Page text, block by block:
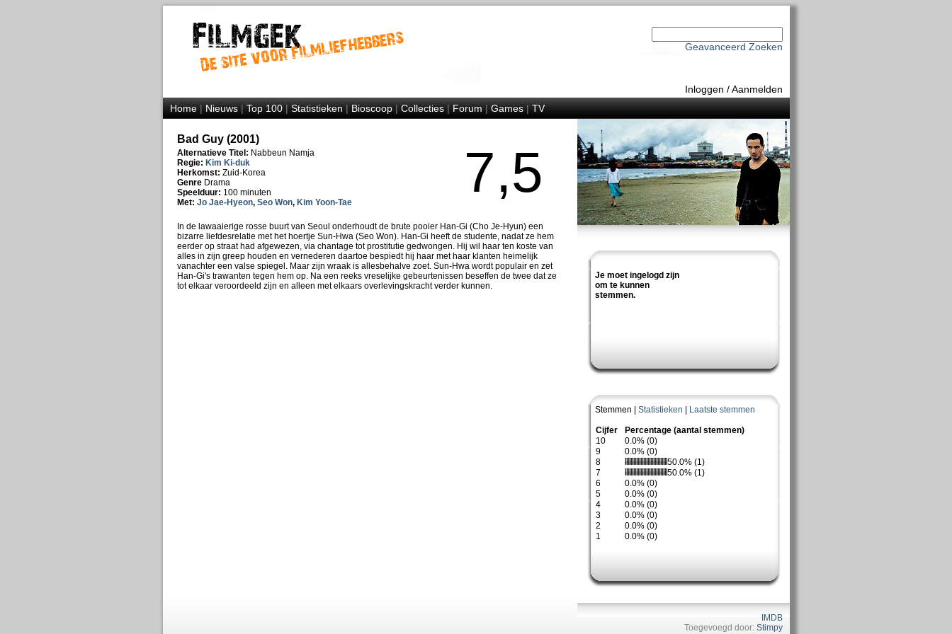
Geavanceerd Zoeken
Inloggen /Aanmelden
Home|Nieuws|Top 100|Statistieken|Bioscoop|Collecties|Forum|Games|TV
Je moet ingelogd zijn
om te kunnen
stemmen.
Stemmen | Statistieken Laatste stemmen
Cijfer
Percentage (aantal stemmen)
10
0.0% (0)
9
0.0% (0)
8
50.0% (1)
7
50.0% (1)
6
0.0% (0)
5
0.0% (0)
4
0.0% (0)
3
0.0% (0)
2
0.0% (0)
1
0.0% (0)
IMDB
Toegevoegd door: Stimpy
Bad Guy (2001)
Alternatieve Titel: Nabbeun Namja
Regie: Kim Ki-duk
Herkomst: Zuid-Korea
Genre Drama
Speelduur: 100 minuten
Met: Jo Jae-Hyeon, Seo Won, Kim Yoon-Tae 7,5
In de lawaaierige rosse buurt van Seoul onderhoudt de brute pooier Han-Gi (Cho Je-Hyun) een
bizarre liefdesrelatie met het hoertje Sun-Hwa (Seo Won). Han-Gi heeft de studente, nadat ze hem
eerder op straat had afgewezen, via chantage tot prostitutie gedwongen. Hij wil haar ten koste van
alles in zijn greep houden en vernederen daartoe bespiedt hij haar met haar klanten heimelijk
vanachter een valse spiegel. Maar zijn wraak is allesbehalve zoet. Sun-Hwa wordt populair en zet
Han-Gi's trawanten tegen hem op. Na een reeks vreselijke gebeurtenissen beseffen de twee dat ze
tot elkaar veroordeeld zijn en alleen met elkaars overlevingskracht verder kunnen.